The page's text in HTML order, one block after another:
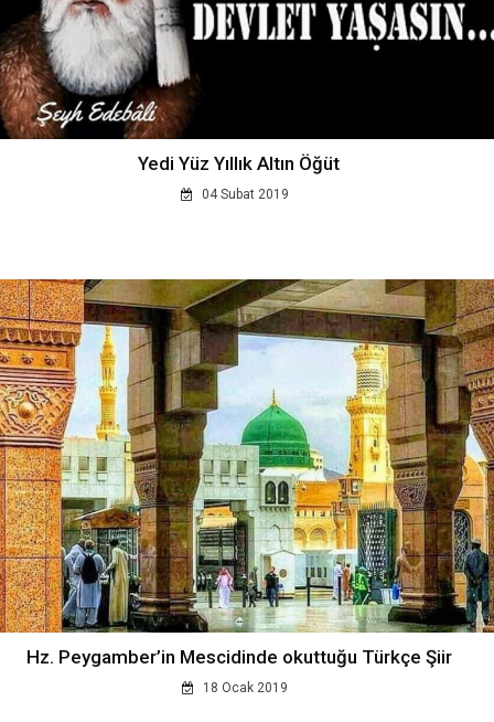
Yedi Yüz Yıllık Altın Öğüt
04 Subat 2019
Hz. Peygamber’in Mescidinde okuttuğu Türkçe Şiir
18 Ocak 2019